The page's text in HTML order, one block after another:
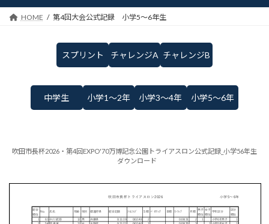
プ
動
HOME 第4回大会公式記録 小学5～6年生
スプリント チャレンジA チャレンジB
中学生 小学1～2年 小学3～4年 小学5～6年
吹田市長杯2026・第4回EXPO'70万博記念公園トライアスロン公式記録_小学56年生
ダウンロード